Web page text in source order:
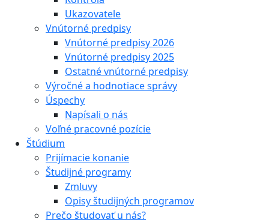
Ukazovatele
Vnútorné predpisy
Vnútorné predpisy 2026
Vnútorné predpisy 2025
Ostatné vnútorné predpisy
Výročné a hodnotiace správy
Úspechy
Napísali o nás
Voľné pracovné pozície
Štúdium
Prijímacie konanie
Študijné programy
Zmluvy
Opisy študijných programov
Prečo študovať u nás?